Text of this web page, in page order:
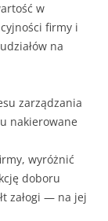
w
firmy i
na
zarządzania
nakierowane
wyróżnić
doboru
załogi — na jej